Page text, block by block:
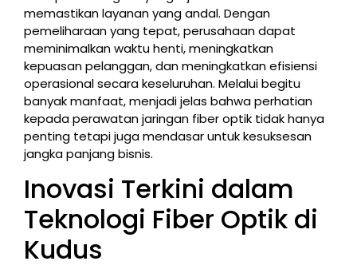
memastikan layanan yang andal. Dengan
pemeliharaan yang tepat, perusahaan dapat
meminimalkan waktu henti, meningkatkan
kepuasan pelanggan, dan meningkatkan efisiensi
operasional secara keseluruhan. Melalui begitu
banyak manfaat, menjadi jelas bahwa perhatian
kepada perawatan jaringan fiber optik tidak hanya
penting tetapi juga mendasar untuk kesuksesan
jangka panjang bisnis.
Inovasi Terkini dalam
Teknologi Fiber Optik di
Kudus